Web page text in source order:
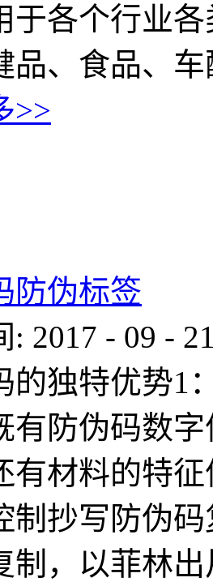
于各个行业
品、食品、
>>
防伪标签
: 2017 - 09 -
的独特优势1
有防伪码数
有材料的特
制抄写防伪
制，以菲林